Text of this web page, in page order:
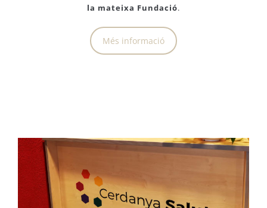
la mateixa Fundació.
Més informació